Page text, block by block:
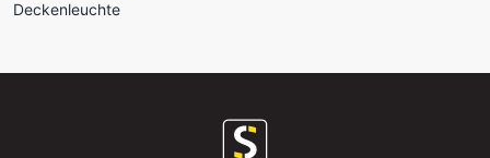
Deckenleuchte